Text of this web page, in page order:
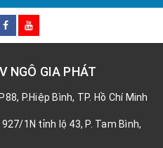
NGÔ GIA PHÁT
P.Hiệp Bình, TP. Hồ Chí Minh
1N tỉnh lộ 43, P. Tam Bình,